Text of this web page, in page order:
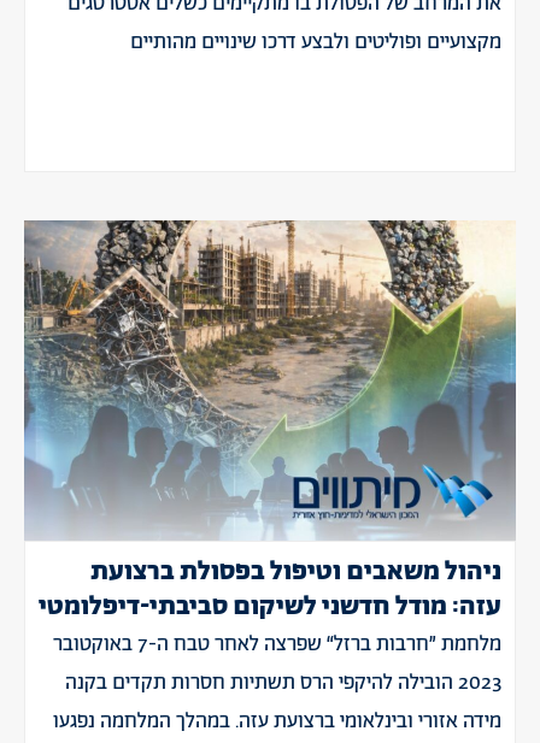
מקצועיים ופוליטים ולבצע דרכו שינויים מהותיים
ניהול משאבים וטיפול בפסולת ברצועת
עזה: מודל חדשני לשיקום סביבתי-דיפלומטי
מלחמת ”חרבות ברזל“ שפרצה לאחר טבח ה-7 באוקטובר
2023 הובילה להיקפי הרס תשתיות חסרות תקדים בקנה
מידה אזורי ובינלאומי ברצועת עזה. במהלך המלחמה נפגעו